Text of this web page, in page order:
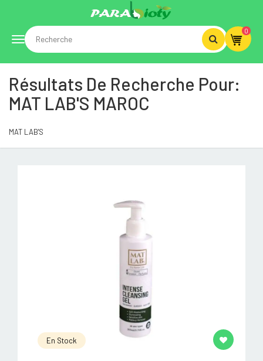
Toggle
navigation
0
Résultats De Recherche Pour:
MAT LAB'S MAROC
MAT LAB'S
En Stock